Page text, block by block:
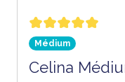
Médium
Celina